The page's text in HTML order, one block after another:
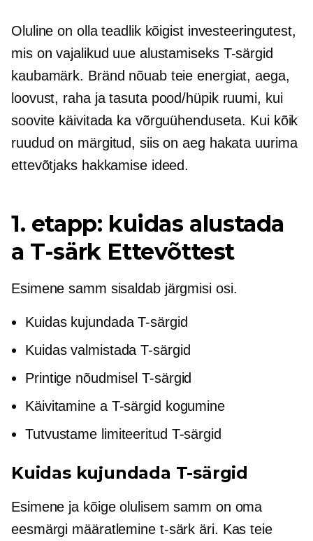
Oluline on olla teadlik kõigist investeeringutest,
mis on vajalikud uue alustamiseks T-särgid
kaubamärk. Bränd nõuab teie energiat, aega,
loovust, raha ja tasuta pood/hüpikruumi, kui
soovite käivitada ka võrguühenduseta. Kui kõik
ruudud on märgitud, siis on aeg hakata uurima
ettevõtjaks hakkamise ideed.
1. etapp: kuidas alustada
a T-särkEttevõttest
Esimene samm sisaldab järgmisi osi.
Kuidas kujundadaT-särgid
Kuidas valmistadaT-särgid
Printige nõudmiselT-särgid
Käivitamine a T-särgid kogumine
Tutvustame limiteeritud T-särgid
Kuidas kujundada T-särgid
Esimene ja kõige olulisem samm on oma
eesmärgi määratlemine t-särk äri. Kas teie